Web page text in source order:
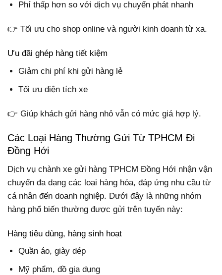
Phí thấp hơn so với dịch vụ chuyển phát nhanh
👉 Tối ưu cho shop online và người kinh doanh từ xa.
Ưu đãi ghép hàng tiết kiệm
Giảm chi phí khi gửi hàng lẻ
Tối ưu diện tích xe
👉 Giúp khách gửi hàng nhỏ vẫn có mức giá hợp lý.
Các Loại Hàng Thường Gửi Từ TPHCM Đi
Đồng Hới
Dịch vụ chành xe gửi hàng TPHCM Đồng Hới nhận vận
chuyển đa dạng các loại hàng hóa, đáp ứng nhu cầu từ
cá nhân đến doanh nghiệp. Dưới đây là những nhóm
hàng phổ biến thường được gửi trên tuyến này:
Hàng tiêu dùng, hàng sinh hoạt
Quần áo, giày dép
Mỹ phẩm, đồ gia dụng